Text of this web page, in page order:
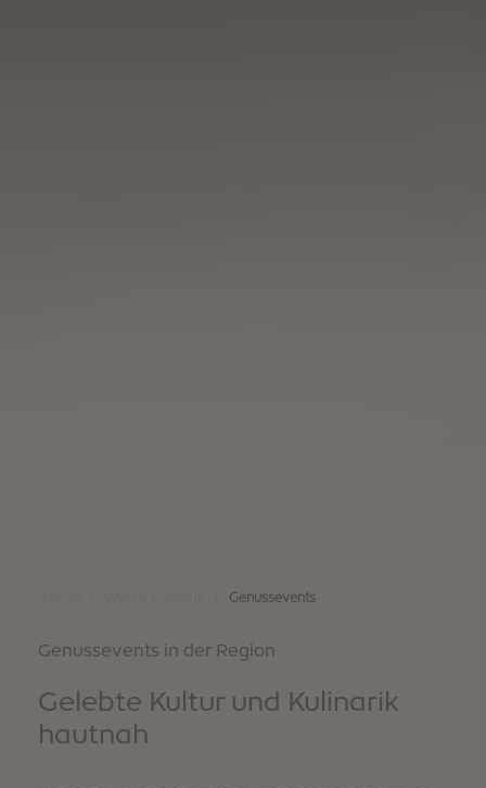
Genussevents
Genussevents in der Region
Gelebte Kultur und Kulinarik
hautnah